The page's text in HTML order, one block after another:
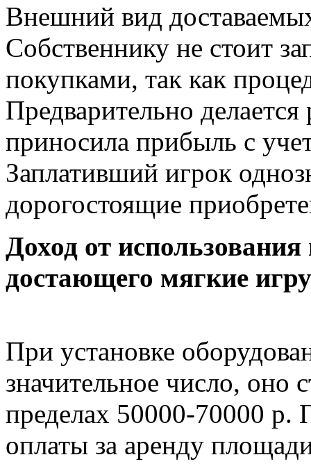
Внешний вид
Собственнику не стоит
покупками, так как
Предварительно
приносила прибыль с
Заплативший игрок
дорогостоящие
Доход от
достающего мягкие
При установке
значительное число, оно
пределах 50000-70000 р.
оплаты за аренду